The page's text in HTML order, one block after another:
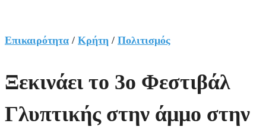
Επικαιρότητα / Κρήτη / Πολιτισμός
Ξεκινάει το 3ο Φεστιβάλ
Γλυπτικής στην άμμο στην